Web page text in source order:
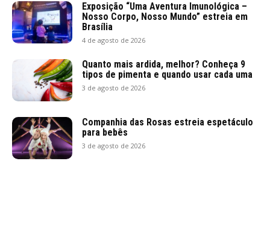
Exposição “Uma Aventura Imunológica –
Nosso Corpo, Nosso Mundo” estreia em
Brasília
4 de agosto de 2026
Quanto mais ardida, melhor? Conheça 9
tipos de pimenta e quando usar cada uma
3 de agosto de 2026
Companhia das Rosas estreia espetáculo
para bebês
3 de agosto de 2026